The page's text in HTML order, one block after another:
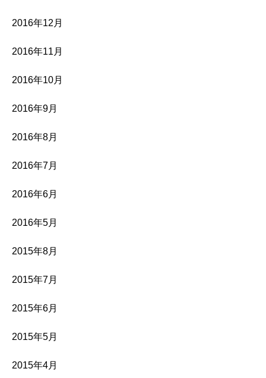
2016年12月
2016年11月
2016年10月
2016年9月
2016年8月
2016年7月
2016年6月
2016年5月
2015年8月
2015年7月
2015年6月
2015年5月
2015年4月